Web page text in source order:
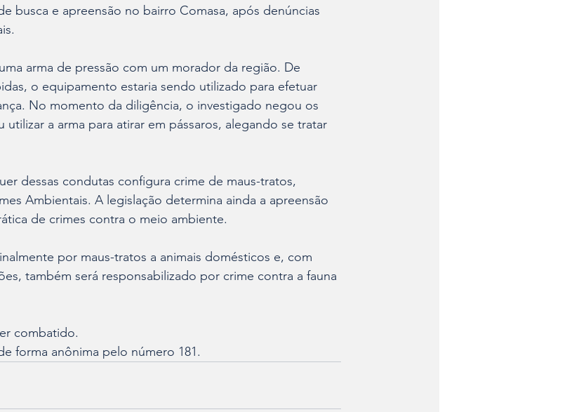
busca e apreensão no bairro Comasa, após denúncias
arma de pressão com um morador da região. De
o equipamento estaria sendo utilizado para efetuar
No momento da diligência, o investigado negou os
a arma para atirar em pássaros, alegando se tratar
dessas condutas configura crime de maus-tratos,
Ambientais. A legislação determina ainda a apreensão
de crimes contra o meio ambiente.
por maus-tratos a animais domésticos e, com
também será responsabilizado por crime contra a fauna
combatido.
forma anônima pelo número 181.